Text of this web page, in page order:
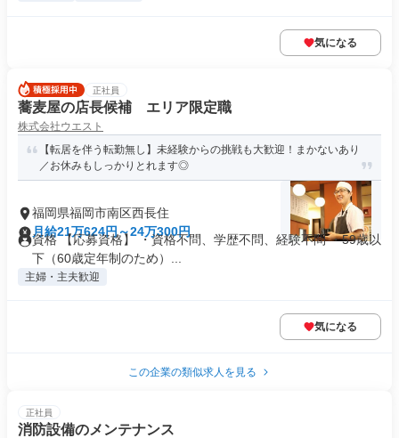
気になる
正社員
蕎麦屋の店長候補 エリア限定職
株式会社ウエスト
【転居を伴う転勤無し】未経験からの挑戦も大歓迎！まかないあり
／お休みもしっかりとれます◎
福岡県福岡市南区西長住
月給21万624円～24万300円
資格 【応募資格】 ・資格不問、学歴不問、経験不問 ・59歳以
下（60歳定年制のため）...
主婦・主夫歓迎
気になる
この企業の類似求人を見る
正社員
消防設備のメンテナンス